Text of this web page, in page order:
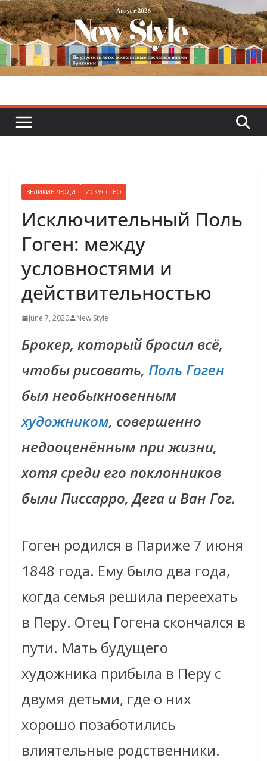
Skip
to
content
ВЕЛИКИЕ ЛЮДИ ИСКУССТВО
Исключительный Поль
Гоген: между
условностями и
действительностью
June 7, 2020 New Style
Брокер, который бросил всё,
чтобы рисовать, Поль Гоген
был необыкновенным
художником, совершенно
недооценённым при жизни,
хотя среди его поклонников
были Писсарро, Дега и Ван Гог.
Гоген родился в Париже 7 июня
1848 года. Ему было два года,
когда семья решила переехать
в Перу. Отец Гогена скончался в
пути. Мать будущего
художника прибыла в Перу с
двумя детьми, где о них
хорошо позаботились
влиятельные родственники.